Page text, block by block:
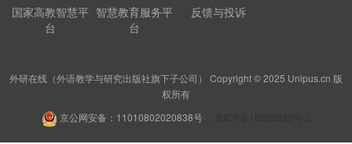
国家高教智慧平
台
智慧教育服务平
台
反馈与投诉
外研在线（外语教学与研究出版社旗下子公司） Copyright © 2025 Unipus.cn 版
权所有
京公网安备：11010802020838号